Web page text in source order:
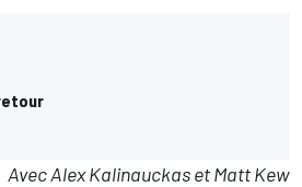
Avec Alex Kalinauckas et Matt Kew